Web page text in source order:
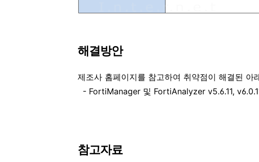
해결방안
제조사 홈페이지를 참고하여 취약점이 해결된 아
- FortiManager 및 FortiAnalyzer v5.6.11,
참고자료